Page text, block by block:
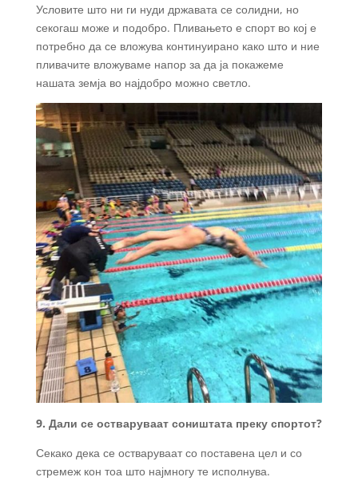
Условите што ни ги нуди државата се солидни, но
секогаш може и подобро. Пливањето е спорт во кој е
потребно да се вложува континуирано како што и ние
пливачите вложуваме напор за да ја покажеме
нашата земја во најдобро можно светло.
9. Дали се остваруваат соништата преку спортот?
Секако дека се остваруваат со поставена цел и со
стремеж кон тоа што најмногу те исполнува.